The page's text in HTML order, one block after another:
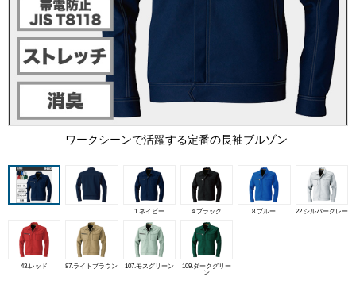
ワークシーンで活躍する定番の長袖ブルゾン
1.ネイビー 4.ブラック 8.ブルー 22.シルバーグレー
43.レッド 87.ライトブラウン 107.モスグリーン
109.ダークグリー
ン